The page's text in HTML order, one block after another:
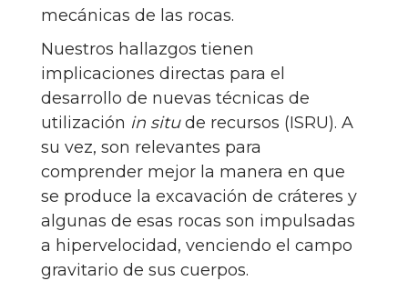
mecánicas de las rocas.
Nuestros hallazgos tienen
implicaciones directas para el
desarrollo de nuevas técnicas de
utilización in situde recursos (ISRU). A
su vez, son relevantes para
comprender mejor la manera en que
se produce la excavación de cráteres y
algunas de esas rocas son impulsadas
a hipervelocidad, venciendo el campo
gravitario de sus cuerpos.